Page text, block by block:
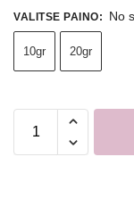
VALITSE PAINO: No
10gr 20gr